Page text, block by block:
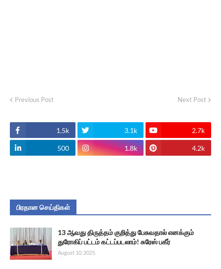
Previous Post Next Post
1.5k 3.1k 2.7k
500 1.8k 4.2k
பிரதான செய்திகள்
13 ஆவது திருத்தம் குறித்து பேசுவதால் எனக்கும்
துரோகிப் பட்டம் கட்டப்படலாம்! சுரேஸ் பகீர்
August 10, 2025